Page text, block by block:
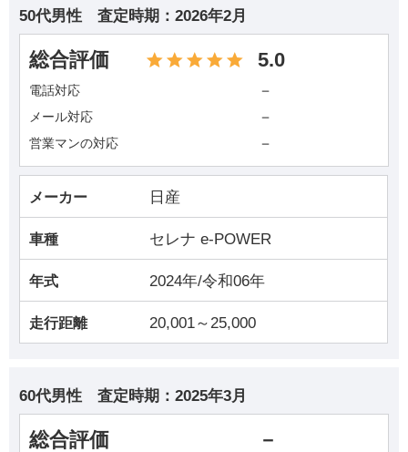
50代男性 査定時期： 2026年2月
総合評価 5.0
電話対応 －
メール対応 －
営業マンの対応 －
メーカー 日産
車種 セレナ e-POWER
年式 2024年/令和06年
走行距離 20,001～25,000
60代男性 査定時期： 2025年3月
総合評価 －